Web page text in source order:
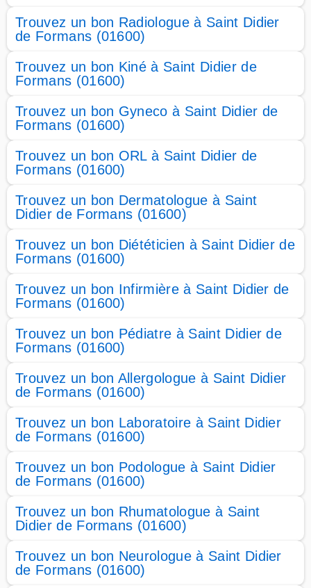
Trouvez un bon Radiologue à Saint Didier
de Formans (01600)
Trouvez un bon Kiné à Saint Didier de
Formans (01600)
Trouvez un bon Gyneco à Saint Didier de
Formans (01600)
Trouvez un bon ORL à Saint Didier de
Formans (01600)
Trouvez un bon Dermatologue à Saint
Didier de Formans (01600)
Trouvez un bon Diététicien à Saint Didier de
Formans (01600)
Trouvez un bon Infirmière à Saint Didier de
Formans (01600)
Trouvez un bon Pédiatre à Saint Didier de
Formans (01600)
Trouvez un bon Allergologue à Saint Didier
de Formans (01600)
Trouvez un bon Laboratoire à Saint Didier
de Formans (01600)
Trouvez un bon Podologue à Saint Didier
de Formans (01600)
Trouvez un bon Rhumatologue à Saint
Didier de Formans (01600)
Trouvez un bon Neurologue à Saint Didier
de Formans (01600)